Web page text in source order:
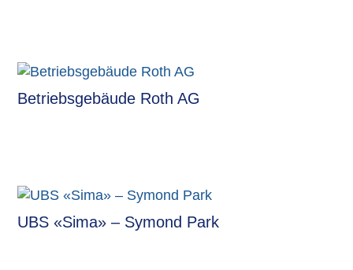
Betriebsgebäude Roth AG
UBS «Sima» – Symond Park